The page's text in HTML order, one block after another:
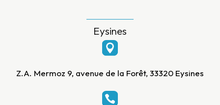
Eysines

Z.A. Mermoz 9, avenue de la Forêt, 33320 Eysines
